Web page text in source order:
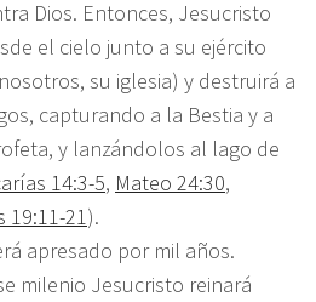
Dios. Entonces, Jesucristo
el cielo junto a su ejército
su iglesia) y destruirá a
capturando a la Bestia y a
y lanzándolos al lago de
14:3-5, Mateo 24:30,
19:11-21).
apresado por mil años.
milenio Jesucristo reinará